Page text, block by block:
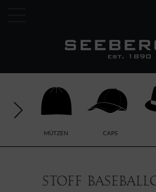
MÜTZEN CAPS
Stoff